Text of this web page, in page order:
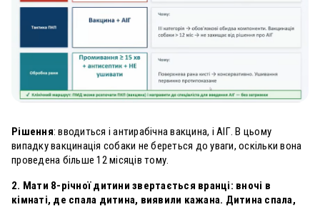
Рішення: вводиться і антирабічна вакцина, і АІГ. В цьому
випадку вакцинація собаки не береться до уваги, оскільки вона
проведена більше 12 місяців тому.
2. Мати 8-річної дитини звертається вранці: вночі в
кімнаті, де спала дитина, виявили кажана. Дитина спала,